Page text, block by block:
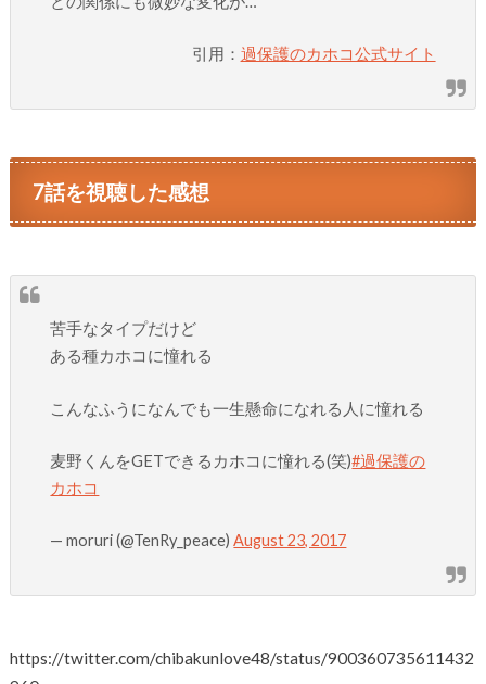
引用： 過保護のカホコ公式サイト
7話を視聴した感想
苦手なタイプだけど
ある種カホコに憧れる
こんなふうになんでも一生懸命になれる人に憧れる
麦野くんをGETできるカホコに憧れる(笑)#過保護の
カホコ
— moruri (@TenRy_peace)August 23, 2017
https://twitter.com/chibakunlove48/status/900360735611432